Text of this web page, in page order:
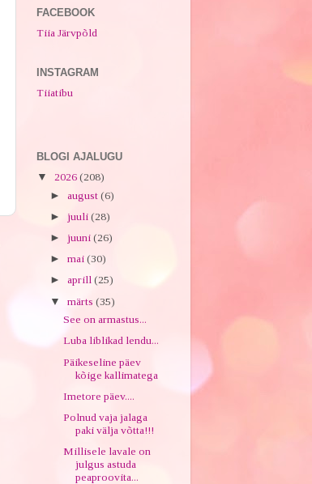
FACEBOOK
Tiia Järvpõld
INSTAGRAM
Tiiatibu
BLOGI AJALUGU
▼ 2026 (208)
► august (6)
► juuli (28)
► juuni (26)
► mai (30)
► aprill (25)
▼ märts (35)
See on armastus...
Luba liblikad lendu...
Päikeseline päev
kõige kallimatega
Imetore päev....
Polnud vaja jalaga
paki välja võtta!!!
Millisele lavale on
julgus astuda
peaproovita...